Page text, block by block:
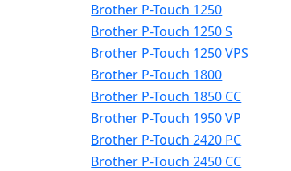
Brother P-Touch 1250
Brother P-Touch 1250 S
Brother P-Touch 1250 VPS
Brother P-Touch 1800
Brother P-Touch 1850 CC
Brother P-Touch 1950 VP
Brother P-Touch 2420 PC
Brother P-Touch 2450 CC